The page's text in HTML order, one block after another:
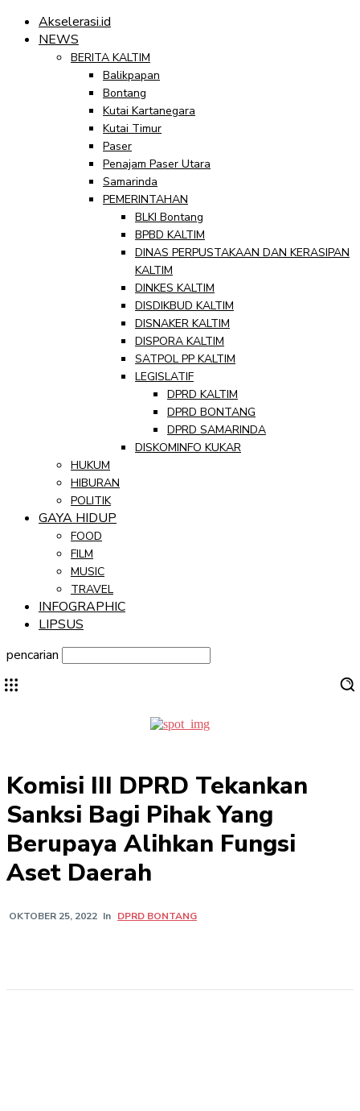
Akselerasi.id
NEWS
BERITA KALTIM
Balikpapan
Bontang
Kutai Kartanegara
Kutai Timur
Paser
Penajam Paser Utara
Samarinda
PEMERINTAHAN
BLKI Bontang
BPBD KALTIM
DINAS PERPUSTAKAAN DAN KERASIPAN
KALTIM
DINKES KALTIM
DISDIKBUD KALTIM
DISNAKER KALTIM
DISPORA KALTIM
SATPOL PP KALTIM
LEGISLATIF
DPRD KALTIM
DPRD BONTANG
DPRD SAMARINDA
DISKOMINFO KUKAR
HUKUM
HIBURAN
POLITIK
GAYA HIDUP
FOOD
FILM
MUSIC
TRAVEL
INFOGRAPHIC
LIPSUS
pencarian
Komisi III DPRD Tekankan
Sanksi Bagi Pihak Yang
Berupaya Alihkan Fungsi
Aset Daerah
OKTOBER 25, 2022 In DPRD BONTANG